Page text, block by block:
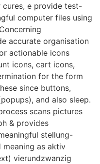
cures, e provide test-
computer files using
accurate organisation
actionable icons
icons, cart icons,
for the form
since buttons,
and also sleep.
scans pictures
& provides
stellung-
as aktiv
vierundzwanzig